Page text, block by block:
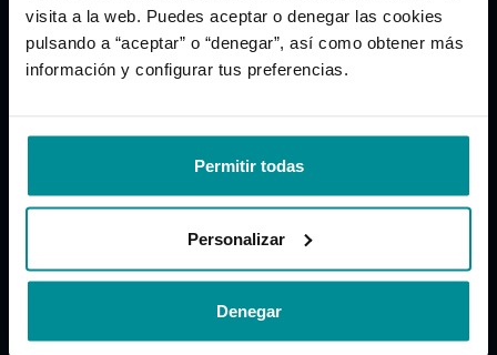
visita a la web. Puedes aceptar o denegar las cookies
pulsando a “aceptar” o “denegar”, así como obtener más
información y configurar tus preferencias.
Permitir todas
Personalizar
Denegar
su dormitorio habitual durante semanas, no en
un laboratorio. Así medimos la experiencia real
de descanso.
3
Análisis estadístico riguroso
Cada conclusión se sostiene sobre modelos
que aíslan el efecto del producto frente a otros